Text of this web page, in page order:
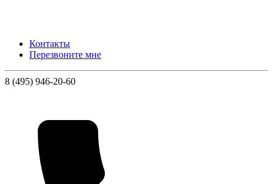
Контакты
Перезвоните мне
8 (495) 946-20-60